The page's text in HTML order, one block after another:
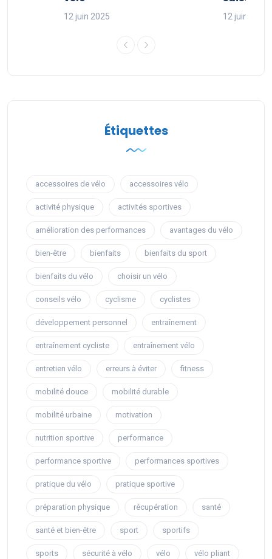
12 juin 2025 12 juin 2025
Étiquettes
accessoires de vélo accessoires vélo
activité physique activités sportives
amélioration des performances avantages du vélo
bien-être bienfaits bienfaits du sport
bienfaits du vélo choisir un vélo
conseils vélo cyclisme cyclistes
développement personnel entraînement
entraînement cycliste entraînement vélo
entretien vélo erreurs à éviter fitness
mobilité douce mobilité durable
mobilité urbaine motivation
nutrition sportive performance
performance sportive performances sportives
pratique du vélo pratique sportive
préparation physique récupération santé
santé et bien-être sport sportifs
sports sécurité à vélo vélo vélo pliant